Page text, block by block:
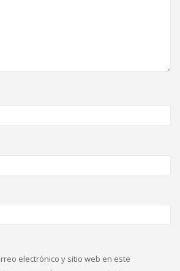
electrónico y sitio web en este